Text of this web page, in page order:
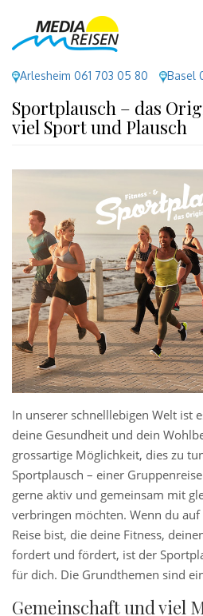
Arlesheim 061 703 05 80 Basel
Sportplausch – das
viel Sport und Plausch
In unserer schnelllebigen Welt ist
deine Gesundheit und dein
grossartige Möglichkeit, dies zu
Sportplausch – einer
gerne aktiv und gemeinsam mit
verbringen möchten. Wenn du auf
Reise bist, die deine Fitness,
fordert und fördert, ist der
für dich. Die Grundthemen sind
Gemeinschaft und viel